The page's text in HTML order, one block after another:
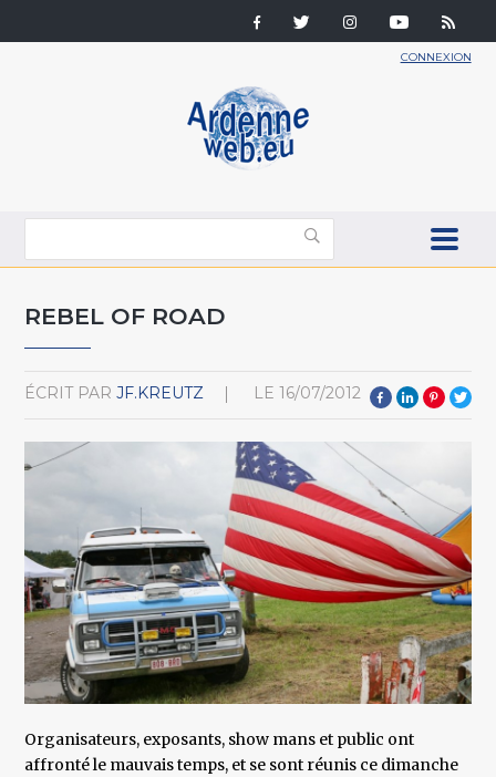
CONNEXION
REBEL OF ROAD
ÉCRIT PAR JF.KREUTZ LE 16/07/2012
Organisateurs, exposants, show mans et public ont
affronté le mauvais temps, et se sont réunis ce dimanche